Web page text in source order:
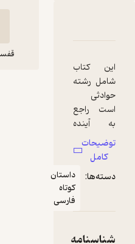
این کتاب
شامل رشته
حوادثی
است راجع
به آینده
ملت و دین
ایران که
وقوع آنها را
پیش آمدها،
توضیحات
کامل
دسته‌ها:
داستان
کوتاه
فارسی
شناسنامه